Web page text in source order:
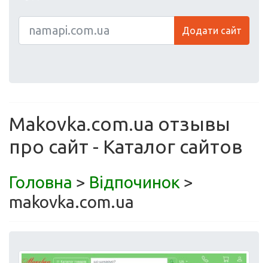
Додати сайт
Makovka.com.ua отзывы
про сайт - Каталог сайтов
Головна > Відпочинок >
makovka.com.ua